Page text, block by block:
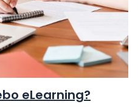
eLearning?